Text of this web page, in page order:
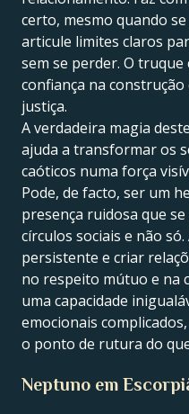
certo, mesmo quando se
articule limites claros
sem se perder. O truque
confiança na construção
justiça.
A verdadeira magia
ajuda a transformar os
caóticos numa força
Pode, de facto, ser um
presença ruidosa que
círculos sociais e não só.
persistente e criar
no respeito mútuo e na
uma capacidade
emocionais
o ponto de rutura do
Neptuno em